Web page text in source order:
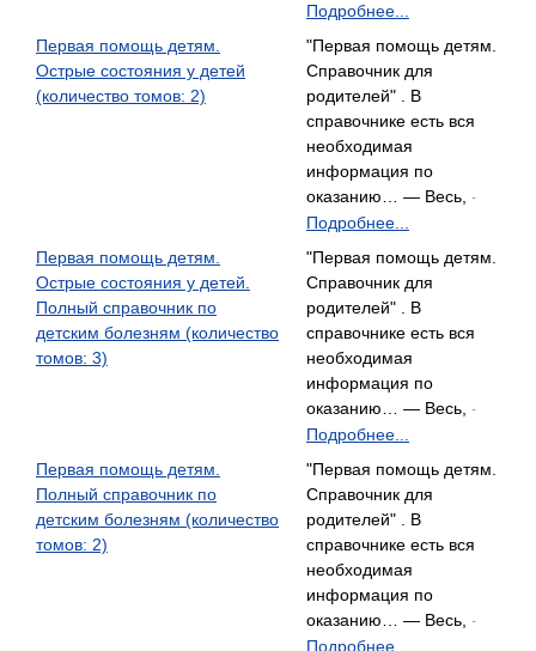
Подробнее...
Первая помощь детям.
Острые состояния у детей
(количество томов: 2)
"Первая помощь детям.
Справочник для
родителей" . В
справочнике есть вся
необходимая
информация по
оказанию… — Весь,
-
Подробнее...
Первая помощь детям.
Острые состояния у детей.
Полный справочник по
детским болезням (количество
томов: 3)
"Первая помощь детям.
Справочник для
родителей" . В
справочнике есть вся
необходимая
информация по
оказанию… — Весь,
-
Подробнее...
Первая помощь детям.
Полный справочник по
детским болезням (количество
томов: 2)
"Первая помощь детям.
Справочник для
родителей" . В
справочнике есть вся
необходимая
информация по
оказанию… — Весь,
-
Подробнее...